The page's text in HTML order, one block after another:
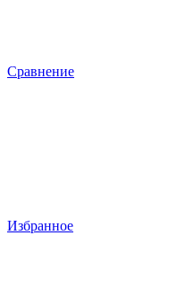
Сравнение
Избранное